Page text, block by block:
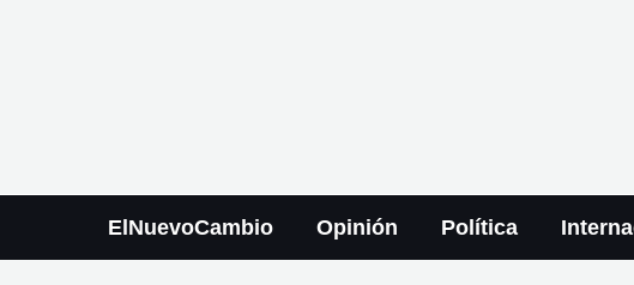
ElNuevoCambio Opinión Política